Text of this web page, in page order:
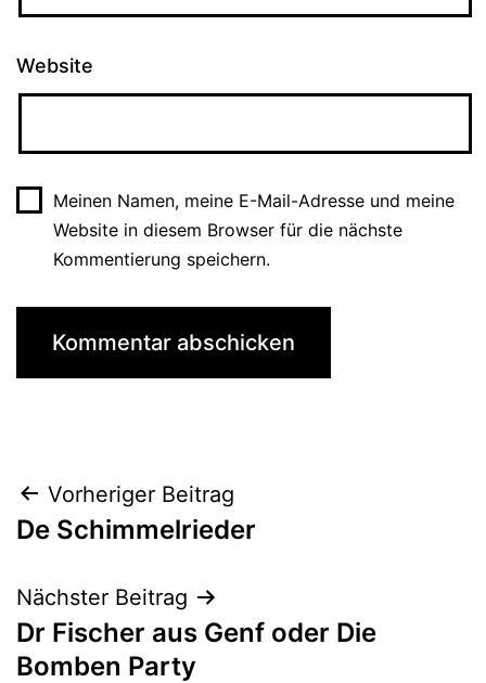
Website
Meinen Namen, meine E-Mail-Adresse und meine
Website in diesem Browser für die nächste
Kommentierung speichern.
Beitrags-
Navigation
Vorheriger Beitrag
De Schimmelrieder
Nächster Beitrag
Dr Fischer aus Genf oder Die
Bomben Party